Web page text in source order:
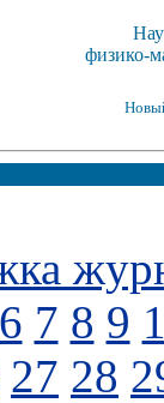
физико-
6 7 8 9
27 28